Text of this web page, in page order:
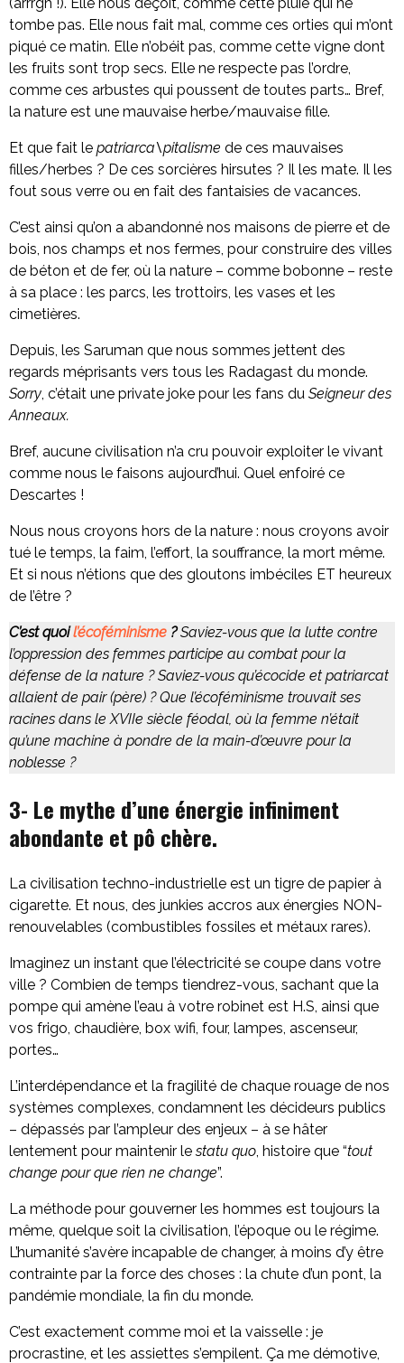
tombe pas. Elle nous fait mal, comme ces orties qui m’ont
piqué ce matin. Elle n’obéit pas, comme cette vigne dont
les fruits sont trop secs. Elle ne respecte pas l’ordre,
comme ces arbustes qui poussent de toutes parts… Bref,
la nature est une mauvaise herbe/mauvaise fille.
Et que fait le patriarca\pitalisme de ces mauvaises
filles/herbes ? De ces sorcières hirsutes ? Il les mate. Il les
fout sous verre ou en fait des fantaisies de vacances.
C’est ainsi qu’on a abandonné nos maisons de pierre et de
bois, nos champs et nos fermes, pour construire des villes
de béton et de fer, où la nature – comme bobonne – reste
à sa place : les parcs, les trottoirs, les vases et les
cimetières.
Depuis, les Saruman que nous sommes jettent des
regards méprisants vers tous les Radagast du monde.
Sorry , c’était une private joke pour les fans du Seigneur des
Anneaux.
Bref, aucune civilisation n’a cru pouvoir exploiter le vivant
comme nous le faisons aujourd’hui. Quel enfoiré ce
Descartes !
Nous nous croyons hors de la nature : nous croyons avoir
tué le temps, la faim, l’effort, la souffrance, la mort même.
Et si nous n’étions que des gloutons imbéciles ET heureux
de l’être ?
C’est quoil’écoféminisme ?Saviez-vous que la lutte contre
l’oppression des femmes participe au combat pour la
défense de la nature ? Saviez-vous qu’écocide et patriarcat
allaient de pair (père) ? Que l’écoféminisme trouvait ses
racines dans le XVIIe siècle féodal, où la femme n’était
qu’une machine à pondre de la main-d’œuvre pour la
noblesse ?
3- Le mythe d’une énergie infiniment
abondante et pô chère.
La civilisation techno-industrielle est un tigre de papier à
cigarette. Et nous, des junkies accros aux énergies NON-
renouvelables (combustibles fossiles et métaux rares).
Imaginez un instant que l’électricité se coupe dans votre
ville ? Combien de temps tiendrez-vous, sachant que la
pompe qui amène l’eau à votre robinet est H.S, ainsi que
vos frigo, chaudière, box wifi, four, lampes, ascenseur,
portes…
L’interdépendance et la fragilité de chaque rouage de nos
systèmes complexes, condamnent les décideurs publics
– dépassés par l’ampleur des enjeux – à se hâter
lentement pour maintenir lestatu quo , histoire que “tout
change pour que rien ne change”.
La méthode pour gouverner les hommes est toujours la
même, quelque soit la civilisation, l’époque ou le régime.
L’humanité s’avère incapable de changer, à moins d’y être
contrainte par la force des choses : la chute d’un pont, la
pandémie mondiale, la fin du monde.
C’est exactement comme moi et la vaisselle : je
procrastine, et les assiettes s’empilent. Ça me démotive,